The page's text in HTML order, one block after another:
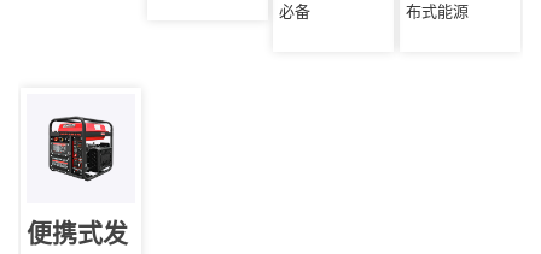
必备
布式能源
便携式发